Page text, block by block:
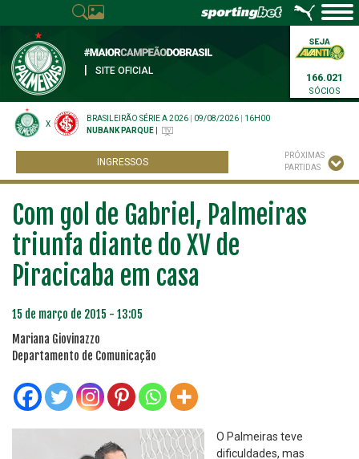
SITE OFICIAL
166.021
SÓCIOS
X
BRASILEIRÃO SÉRIE A 2026 09/08/2026
16H00
NUBANK PARQUE
INGRESSOS
PRÓXIMAS
PARTIDAS
Com gol de Gabriel, Palmeiras
triunfa diante do XV de
Piracicaba em casa
15 de março de 2015 - 13:05
Mariana Giovinazzo
Departamento de Comunicação
O Palmeiras teve
dificuldades, mas